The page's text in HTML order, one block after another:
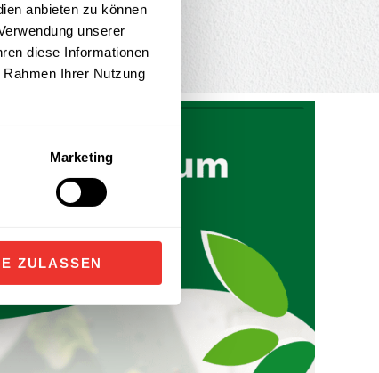
anbieten zu können
unserer
diese Informationen
Ihrer Nutzung
Marketing
ZULASSEN